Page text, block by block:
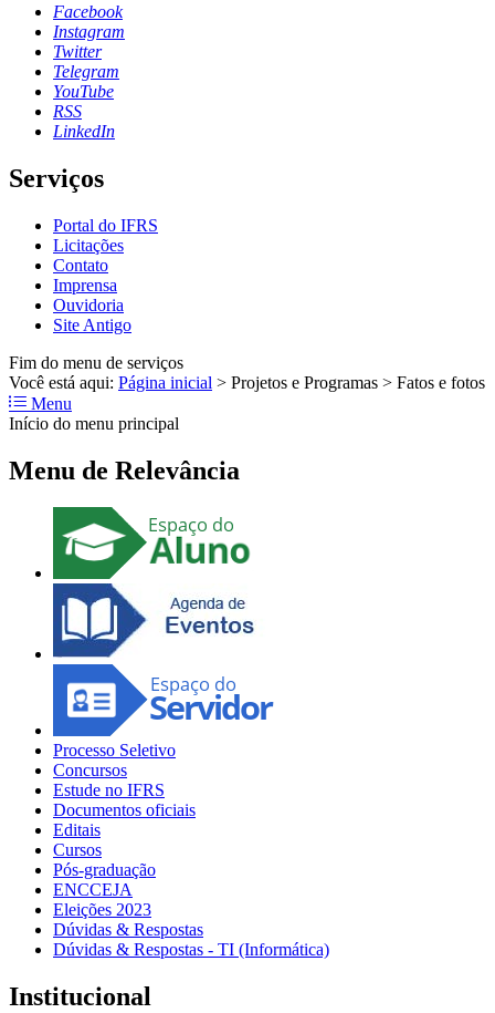
Facebook
Instagram
Twitter
Telegram
YouTube
RSS
LinkedIn
Serviços
Portal do IFRS
Licitações
Contato
Imprensa
Ouvidoria
Site Antigo
Fim do menu de serviços
Você está aqui: Página inicial > Projetos e Programas > Fatos e fotos
Menu
Início do menu principal
Menu de Relevância
Processo Seletivo
Concursos
Estude no IFRS
Documentos oficiais
Editais
Cursos
Pós-graduação
ENCCEJA
Eleições 2023
Dúvidas & Respostas
Dúvidas & Respostas - TI (Informática)
Institucional